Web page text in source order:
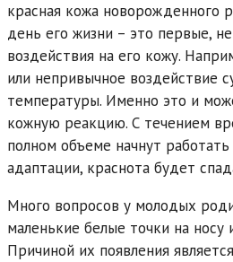
красная кожа новорожденного
день его жизни – это первые,
воздействия на его кожу.
или непривычное воздействие
температуры. Именно это и
кожную реакцию. С течением
полном объеме начнут
адаптации, краснота будет
Много вопросов у молодых
маленькие белые точки на носу
Причиной их появления